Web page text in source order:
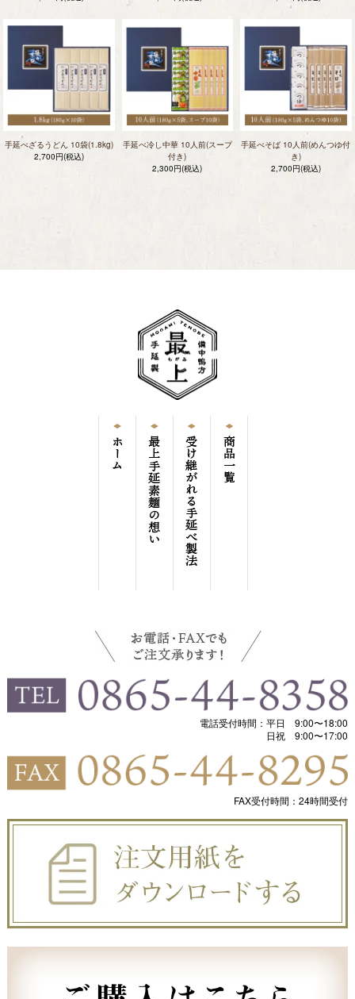
手延べざるうどん 10袋(1.8kg)
2,700円(税込)
手延べ冷し中華 10人前(スープ
付き)
2,300円(税込)
手延べそば 10人前(めんつゆ付
き)
2,700円(税込)
電話受付時間：平日 9:00〜18:00
日祝 9:00〜17:00
FAX受付時間：24時間受付